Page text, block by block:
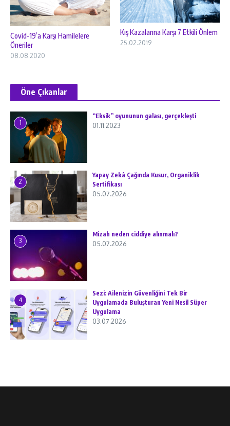
Covid-19’a Karşı Hamilelere
Öneriler
08.08.2020
Kış Kazalarına Karşı 7 Etkili Önlem
25.02.2019
Öne Çıkanlar
1
“Eksik” oyununun galası, gerçekleşti
01.11.2023
2
Yapay Zekâ Çağında Kusur, Organiklik
Sertifikası
05.07.2026
3
Mizah neden ciddiye alınmalı?
05.07.2026
4
Sezi: Ailenizin Güvenliğini Tek Bir
Uygulamada Buluşturan Yeni Nesil Süper
Uygulama
03.07.2026